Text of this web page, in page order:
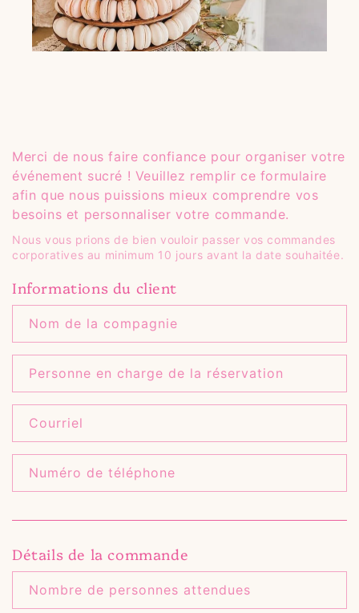
Merci de nous faire confiance pour organiser votre
événement sucré ! Veuillez remplir ce formulaire
afin que nous puissions mieux comprendre vos
besoins et personnaliser votre commande.
Nous vous prions de bien vouloir passer vos commandes
corporatives au minimum 10 jours avant la date souhaitée.
Informations du client
Nom de la compagnie
Personne en charge de la réservation
Courriel
Numéro de téléphone
Détails de la commande
Nombre de personnes attendues